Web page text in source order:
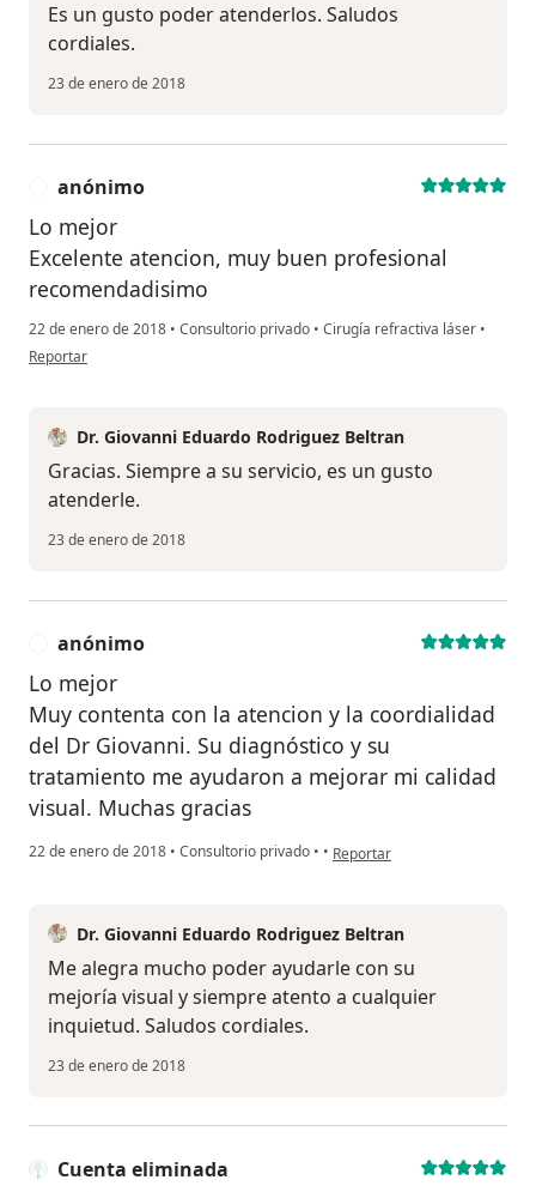
Es un gusto poder atenderlos. Saludos
cordiales.
23 de enero de 2018
anónimo
Lo mejor
Excelente atencion, muy buen profesional
recomendadisimo
22 de enero de 2018 • Consultorio privado • Cirugía refractiva láser •
en opinión del usuario anónimo
Reportar
Dr. Giovanni Eduardo Rodriguez Beltran
Gracias. Siempre a su servicio, es un gusto
atenderle.
23 de enero de 2018
anónimo
Lo mejor
Muy contenta con la atencion y la coordialidad
del Dr Giovanni. Su diagnóstico y su
tratamiento me ayudaron a mejorar mi calidad
visual. Muchas gracias
22 de enero de 2018 • Consultorio privado • • en opinión del usuario
Reportar
Dr. Giovanni Eduardo Rodriguez Beltran
Me alegra mucho poder ayudarle con su
mejoría visual y siempre atento a cualquier
inquietud. Saludos cordiales.
23 de enero de 2018
Cuenta eliminada